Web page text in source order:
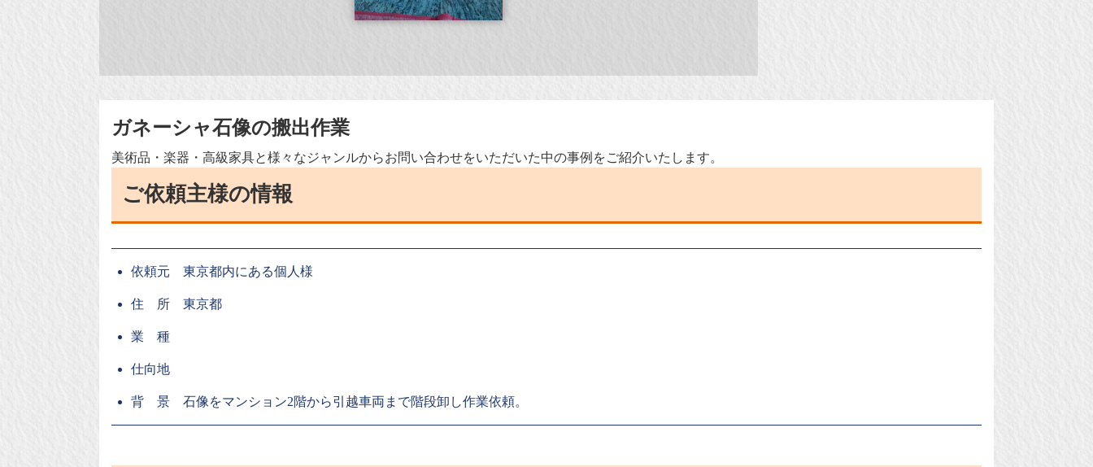
ガネーシャ石像の搬出作業
美術品・楽器・高級家具と様々なジャンルからお問い合わせをいただいた中の事例をご紹介いたします。
ご依頼主様の情報
依頼元 東京都内にある個人様
住 所 東京都
業 種
仕向地
背 景 石像をマンション2階から引越車両まで階段卸し作業依頼。